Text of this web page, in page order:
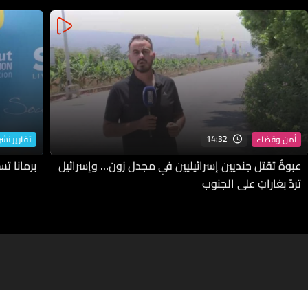
أمن وقضاء 14:32
عبوةٌ تقتل جنديين إسرائيليين في مجدل زون… وإسرائيل
تردّ بغاراتٍ على الجنوب
تقارير
برمانا